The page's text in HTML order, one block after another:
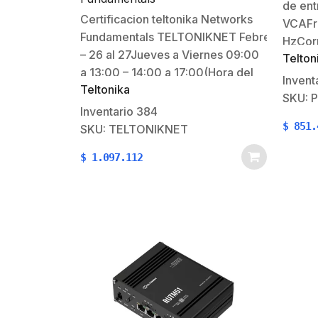
Certificacion teltonika Networks
Fundamentals TELTONIKNET Febrero
– 26 al 27Jueves a Viernes 09:00
a 13:00 – 14:00 a 17:00(Hora del
Centro) BOGOTA, CUNCra. 90a
#64c-38 Incluye Equipo:RUT200 2
Personas por Registro Impartido
por SYSCOM $174.39 USD menos
Descuentos* Los precios
dirigidoIngenieros,…
Teltonika
Inventario 384
SKU: TELTONIKNET
$ 1.097.112
de
SKU:
$